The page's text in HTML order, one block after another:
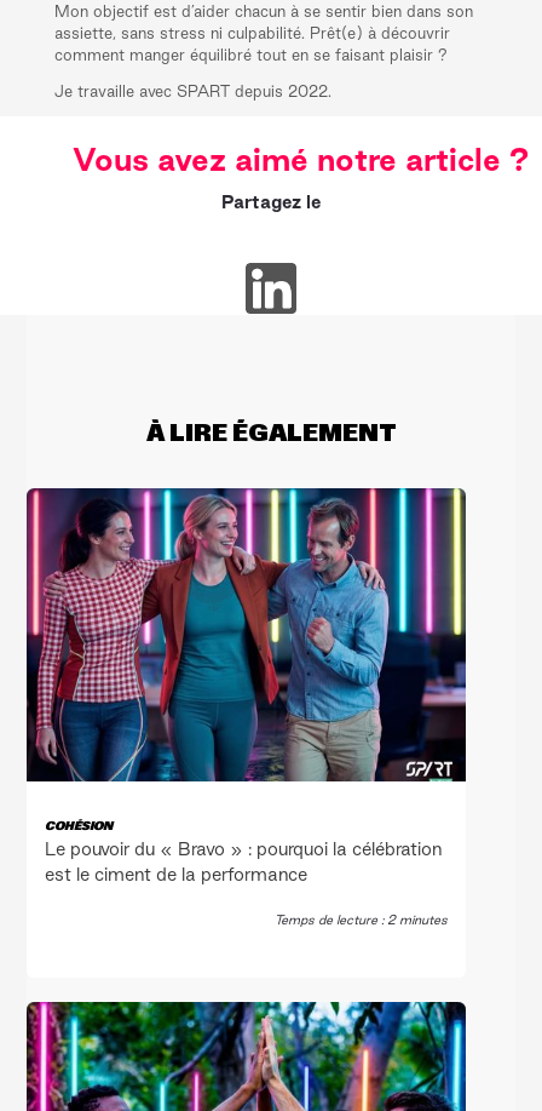
Mon objectif est d’aider chacun à se sentir bien dans son
assiette, sans stress ni culpabilité. Prêt(e) à découvrir
comment manger équilibré tout en se faisant plaisir ?
Je travaille avec SPART depuis 2022.
Vous avez aimé notre article ?
Partagez le
À LIRE ÉGALEMENT
COHÉSION
Le pouvoir du « Bravo » : pourquoi la célébration
est le ciment de la performance
Temps de lecture : 2 minutes